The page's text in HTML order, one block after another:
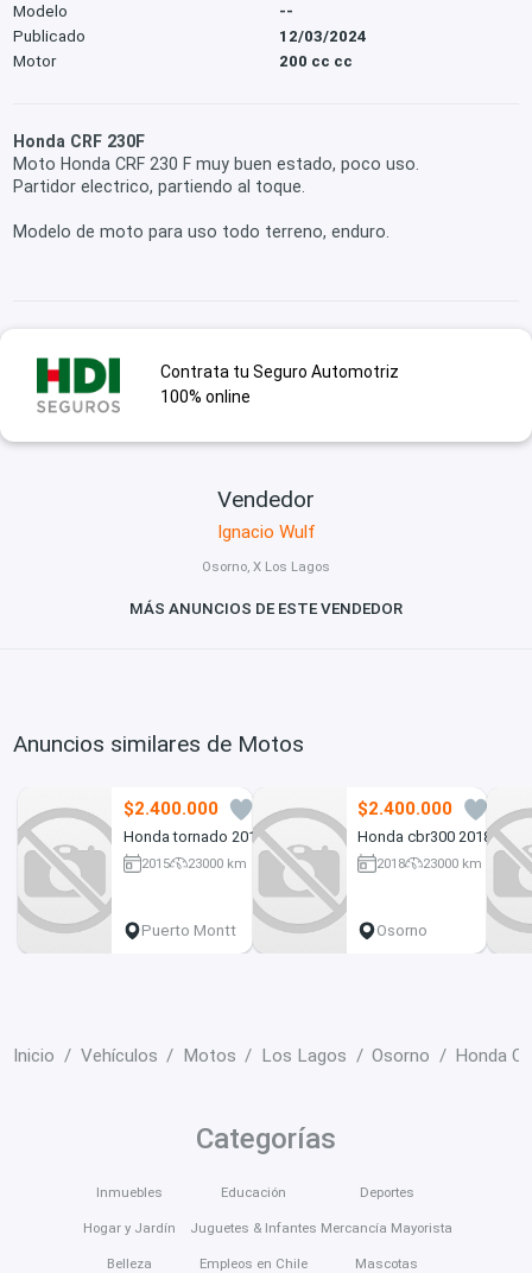
Modelo
--
Publicado
12/03/2024
Motor
200 cc cc
Honda CRF 230F
Moto Honda CRF 230 F muy buen estado, poco uso.
Partidor electrico, partiendo al toque.
Modelo de moto para uso todo terreno, enduro.
Contrata tu Seguro Automotriz
100% online
Vendedor
Ignacio Wulf
Osorno, X Los Lagos
MÁS ANUNCIOS DE ESTE VENDEDOR
Anuncios similares de Motos
$2.400.000
Honda tornado 2015
2015
23000 km
Puerto Montt
$2.400.000
10
Honda cbr300 2018
2018
23000 km
Osorno
Inicio Vehículos Motos Los Lagos Osorno Honda
Categorías
Inmuebles
Hogar y Jardín
Belleza
Educación
Juguetes & Infantes
Empleos en Chile
Deportes
Mercancía Mayorista
Mascotas